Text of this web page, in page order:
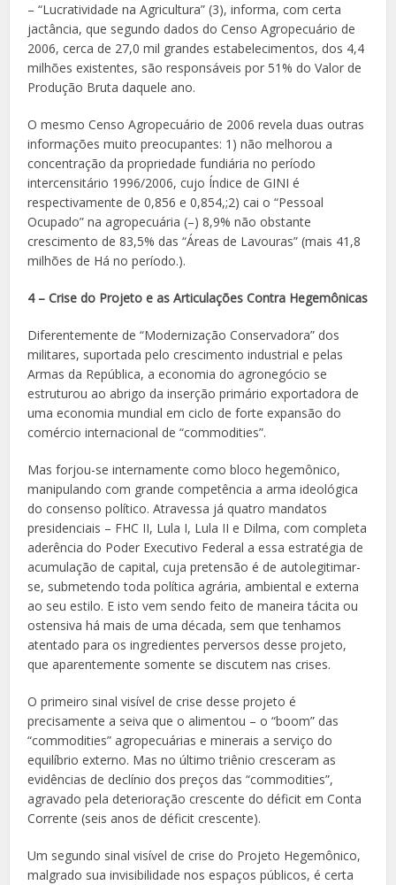
– “Lucratividade na Agricultura” (3), informa, com certa
jactância, que segundo dados do Censo Agropecuário de
2006, cerca de 27,0 mil grandes estabelecimentos, dos 4,4
milhões existentes, são responsáveis por 51% do Valor de
Produção Bruta daquele ano.
O mesmo Censo Agropecuário de 2006 revela duas outras
informações muito preocupantes: 1) não melhorou a
concentração da propriedade fundiária no período
intercensitário 1996/2006, cujo Índice de GINI é
respectivamente de 0,856 e 0,854,;2) cai o “Pessoal
Ocupado” na agropecuária (–) 8,9% não obstante
crescimento de 83,5% das “Áreas de Lavouras” (mais 41,8
milhões de Há no período.).
4 – Crise do Projeto e as Articulações Contra Hegemônicas
Diferentemente de “Modernização Conservadora” dos
militares, suportada pelo crescimento industrial e pelas
Armas da República, a economia do agronegócio se
estruturou ao abrigo da inserção primário exportadora de
uma economia mundial em ciclo de forte expansão do
comércio internacional de “commodities”.
Mas forjou-se internamente como bloco hegemônico,
manipulando com grande competência a arma ideológica
do consenso político. Atravessa já quatro mandatos
presidenciais – FHC II, Lula I, Lula II e Dilma, com completa
aderência do Poder Executivo Federal a essa estratégia de
acumulação de capital, cuja pretensão é de autolegitimar-
se, submetendo toda política agrária, ambiental e externa
ao seu estilo. E isto vem sendo feito de maneira tácita ou
ostensiva há mais de uma década, sem que tenhamos
atentado para os ingredientes perversos desse projeto,
que aparentemente somente se discutem nas crises.
O primeiro sinal visível de crise desse projeto é
precisamente a seiva que o alimentou – o “boom” das
“commodities” agropecuárias e minerais a serviço do
equilíbrio externo. Mas no último triênio cresceram as
evidências de declínio dos preços das “commodities”,
agravado pela deterioração crescente do déficit em Conta
Corrente (seis anos de déficit crescente).
Um segundo sinal visível de crise do Projeto Hegemônico,
malgrado sua invisibilidade nos espaços públicos, é certa